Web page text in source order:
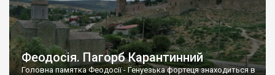
Феодосія. Пагорб Карантинний
Головна памятка Феодосії - Генуезька фортеця знаходиться в